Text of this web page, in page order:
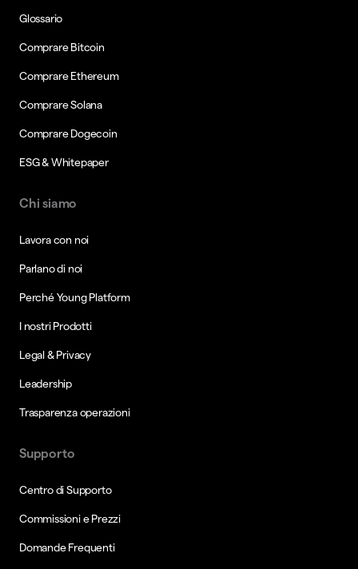
Glossario
Comprare Bitcoin
Comprare Ethereum
Comprare Solana
Comprare Dogecoin
ESG & Whitepaper
Chi siamo
Lavora con noi
Parlano di noi
Perché Young Platform
I nostri Prodotti
Legal & Privacy
Leadership
Trasparenza operazioni
Supporto
Centro di Supporto
Commissioni e Prezzi
Domande Frequenti